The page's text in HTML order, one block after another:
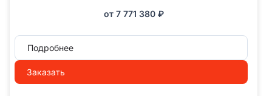
от 7 771 380 ₽
Подробнее
Заказать